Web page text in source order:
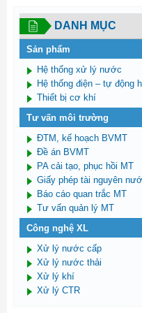
DANH MỤC
Sản phẩm
Hệ thống xử lý nước
Hệ thống điện – tự động
Thiết bị cơ khí
Tư vấn môi trường
ĐTM, kế hoạch BVMT
Đề án BVMT
PA cải tạo, phục hồi MT
Giấy phép tài nguyên
Báo cáo quan trắc MT
Tư vấn quản lý MT
Công nghệ XL
Xử lý nước cấp
Xử lý nước thải
Xử lý khí
Xử lý CTR